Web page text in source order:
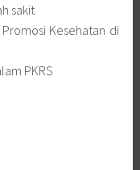
sakit
Kesehatan di
PKRS